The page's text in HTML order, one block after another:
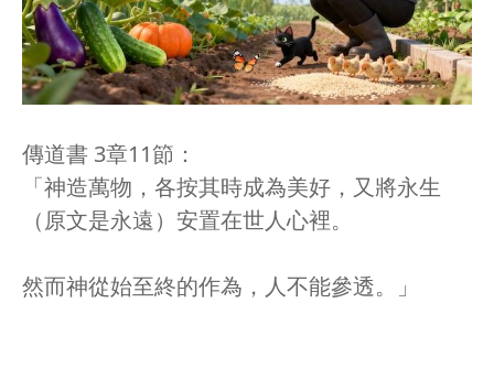
傳道書 3章11節：
「神造萬物，各按其時成為美好，又將永生
（原文是永遠）安置在世人心裡。
然而神從始至終的作為，人不能參透。」